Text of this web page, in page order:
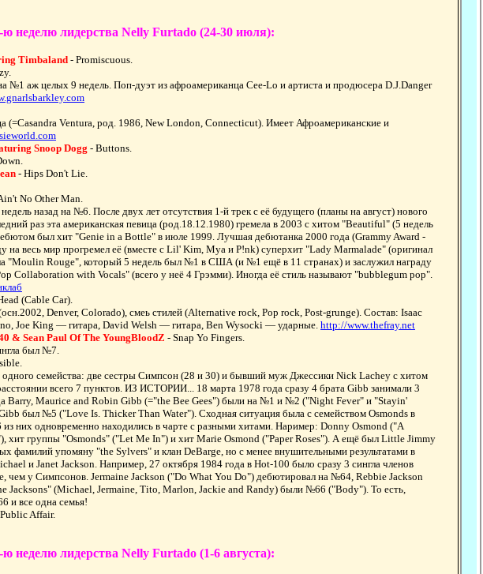
неделю лидерства Nelly Furtado (24-30 июля):
Timbaland- Promiscuous.
№1 аж целых 9 недель. Поп-дуэт из афроамериканца Cee-Lo и артиста и продюсера D.J.Danger
(=Casandra Ventura, род. 1986, New London, Connecticut). Имеет Афроамериканские и
Snoop Dogg- Buttons.
- Hips Don't Lie.
No Other Man.
назад на №6. После двух лет отсутствия 1-й трек с её будущего (планы на август) нового
раз эта американская певица (род.18.12.1980) гремела в 2003 с хитом "Beautiful" (5 недель
был хит "Genie in a Bottle" в июле 1999. Лучшая дебютанка 2000 года (Grammy Award -
на весь мир прогремел её (вместе с Lil' Kim, Mya и P!nk) суперхит "Lady Marmalade" (оригинал
"Moulin Rouge", который 5 недель был №1 в США (и №1 ещё в 11 странах) и заслужил награду
Collaboration with Vocals" (всего у неё 4 Грэмми). Иногда её стиль называют "bubblegum pop".
(Cable Car).
Denver, Colorado), смеь стилей (Alternative rock, Pop rock, Post-grunge). Состав: Isaac
Joe King — гитара, David Welsh — гитара, Ben Wysocki — ударные.http://www.thefray.net
& Sean Paul Of The YoungBloodZ- Snap Yo Fingers.
был №7.
одного семейства: две сестры Симпсон (28 и 30) и бывший муж Джессики Nick Lachey с хитом
всего 7 пунктов. ИЗ ИСТОРИИ... 18 марта 1978 года сразу 4 брата Gibb занимали 3
Barry, Maurice and Robin Gibb (="the Bee Gees") были на №1 и №2 ("Night Fever" и "Stayin'
был №5 ("Love Is. Thicker Than Water"). Сходная ситуация была с семейством Osmonds в
из них одновременно находились в чарте с разными хитами. Наример: Donny Osmond ("A
группы "Osmonds" ("Let Me In") и хит Marie Osmond ("Paper Roses"). А ещё был Little Jimmy
фамилий упомяну "the Sylvers" и клан DeBarge, но с менее внушительными результатами в
и Janet Jackson. Например, 27 октября 1984 года в Hot-100 было сразу 3 сингла членов
чем у Симпсонов. Jermaine Jackson ("Do What You Do") дебютировал на №64, Rebbie Jackson
Jacksons" (Michael, Jermaine, Tito, Marlon, Jackie and Randy) были №66 ("Body"). То есть,
и все одна семья!
Affair.
неделю лидерства Nelly Furtado (1-6 августа):